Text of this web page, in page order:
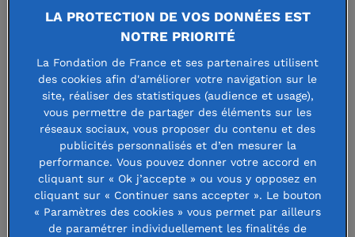
familles, en particulier les plus vulnérables, sur
l’ensemble du territoire.
Télécharger le communiqué de presse
Une stratégie partagée pour un
impact renforcé
Dans le cadre ducollectif d’action« Accompagner
les nouvelles générations pour construire l’avenir »
LA PROTECTION DE VOS DONNÉES EST
NOTRE PRIORITÉ
La Fondation de France et ses partenaires utilisent
des cookies afin d'améliorer votre navigation sur le
site, réaliser des statistiques (audience et usage),
vous permettre de partager des éléments sur les
réseaux sociaux, vous proposer du contenu et des
publicités personnalisés et d’en mesurer la
performance. Vous pouvez donner votre accord en
cliquant sur « Ok j’accepte » ou vous y opposez en
cliquant sur « Continuer sans accepter ». Le bouton
« Paramètres des cookies » vous permet par ailleurs
de paramétrer individuellement les finalités de